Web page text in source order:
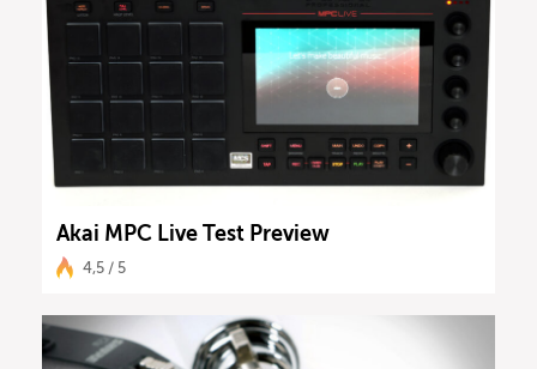
Akai MPC Live Test Preview
4,5 / 5